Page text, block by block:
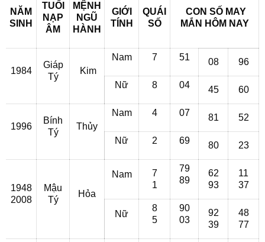
NĂM
SINH
TUỔI
NẠP
ÂM
MỆNH
NGŨ
HÀNH
GIỚI
TÍNH
QUÁI
SỐ
CON SỐ MAY
MẮN HÔM NAY
1984
Giáp
Tý
Kim
Nam 7 51 08 96
Nữ 8 04 45 60
1996
Bính
Tý
Thủy
Nam 4 07 81 52
Nữ 2 69 80 23
1948
2008
Mậu
Tý
Hỏa
Nam
7
1
79
89
62
93
11
37
Nữ
8
5
90
03
92
39
48
77